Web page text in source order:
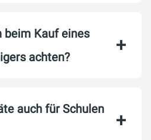
beim Kauf eines
achten?
auch für Schulen